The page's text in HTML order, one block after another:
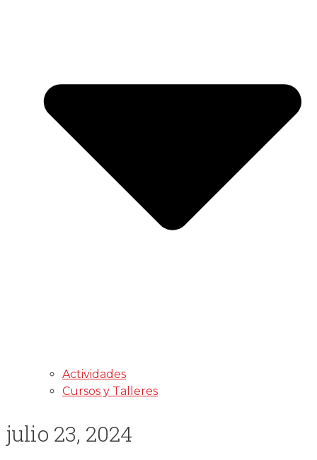
Actividades
Cursos y Talleres
julio 23, 2024